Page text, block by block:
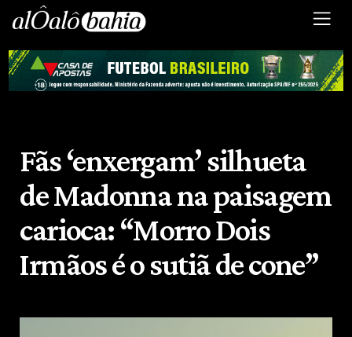
Fãs ‘enxergam’ silhueta
de Madonna na paisagem
carioca: “Morro Dois
Irmãos é o sutiã de cone”